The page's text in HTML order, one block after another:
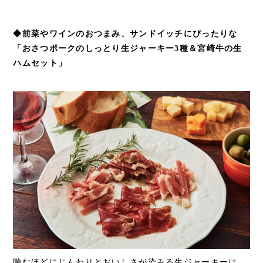
◆前菜やワインのおつまみ、サンドイッチにぴったりな
「おさつポークのしっとり生ジャーキー3種＆宮崎牛の生
ハムセット」